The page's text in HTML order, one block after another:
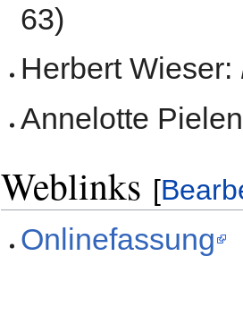
63)
Herbert Wieser:
Annelotte
Weblinks [
Onlinefassung